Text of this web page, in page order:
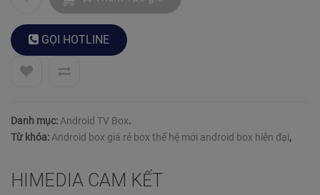
hàng GỌI HOTLINE
Danh mục:Android TV Box.
Từ khóa:Android box giá rẻ box thế hệ mới android box hiện đại,
HIMEDIA CAM KẾT